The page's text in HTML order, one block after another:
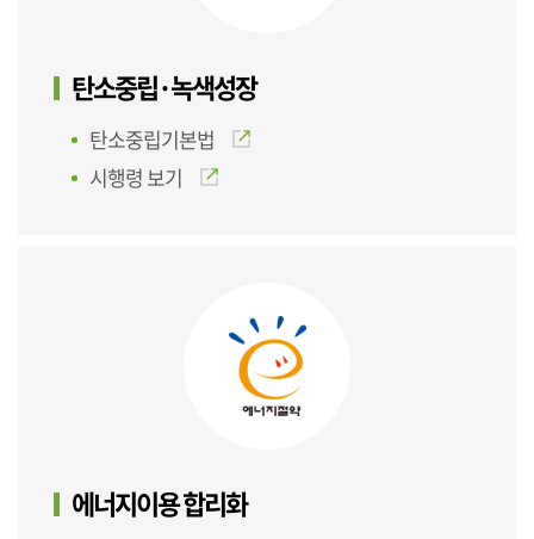
탄소중립·녹색성장
탄소중립기본법
시행령 보기
에너지이용 합리화